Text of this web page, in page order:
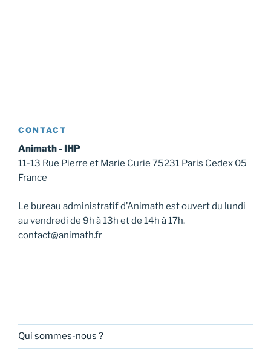
CONTACT
Animath - IHP
11-13 Rue Pierre et Marie Curie 75231 Paris Cedex 05
France
Le bureau administratif d’Animath est ouvert du lundi
au vendredi de 9h à 13h et de 14h à 17h.
contact@animath.fr
Qui sommes-nous ?